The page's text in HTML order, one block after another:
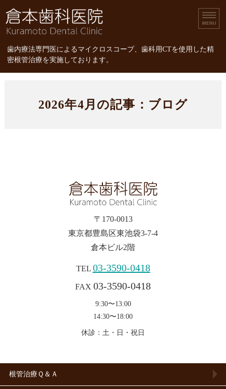
倉本歯科医院｜歯内療
歯内療法専門医によるマイクロスコープ、歯科用CTを使用した精
密根管治療を実施しております。
診療内容2026年4月の記事：ブログ
〒170-0013
東京都豊島区東池袋3-7-4
倉本ビル2階
TEL 03-3590-0418
FAX 03-3590-0418
9:30〜13:00
14:30〜18:00
休診：土・日・祝日
根管治療Ｑ＆Ａ